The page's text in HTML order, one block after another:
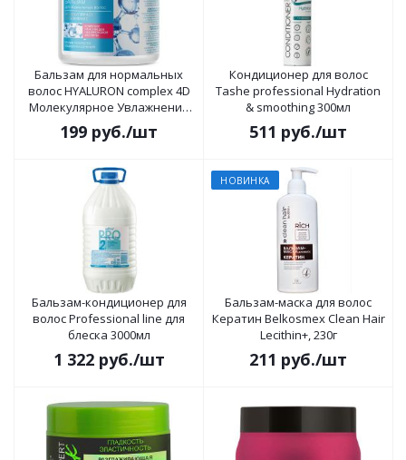
Бальзам для нормальных
волос HYALURON complex 4D
Молекулярное Увлажнение
500г
199 руб./шт
Кондиционер для волос
Tashe professional Hydration
& smoothing 300мл
511 руб./шт
Бальзам-кондиционер для
волос Professional line для
блеска 3000мл
1 322руб./шт
НОВИНКА
Бальзам-маска для волос
Кератин Belkosmex Clean Hair
Lecithin+, 230г
211 руб./шт